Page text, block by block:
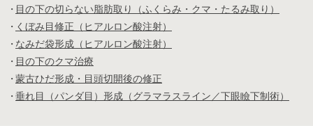
目の下の切らない脂肪取り（ふくらみ・クマ・たるみ取り）
くぼみ目修正（ヒアルロン酸注射）
なみだ袋形成（ヒアルロン酸注射）
目の下のクマ治療
蒙古ひだ形成・目頭切開後の修正
垂れ目（パンダ目）形成（グラマラスライン／下眼瞼下制術）